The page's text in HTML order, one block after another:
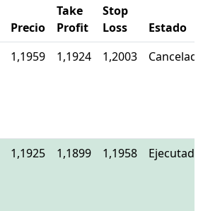
Precio
Take
Profit
Stop
Loss
Estado
1,1959 1,1924 1,2003
1,1925 1,1899 1,1958 Ejecutado